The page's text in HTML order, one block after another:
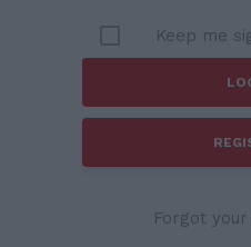
Keep me
Forgot